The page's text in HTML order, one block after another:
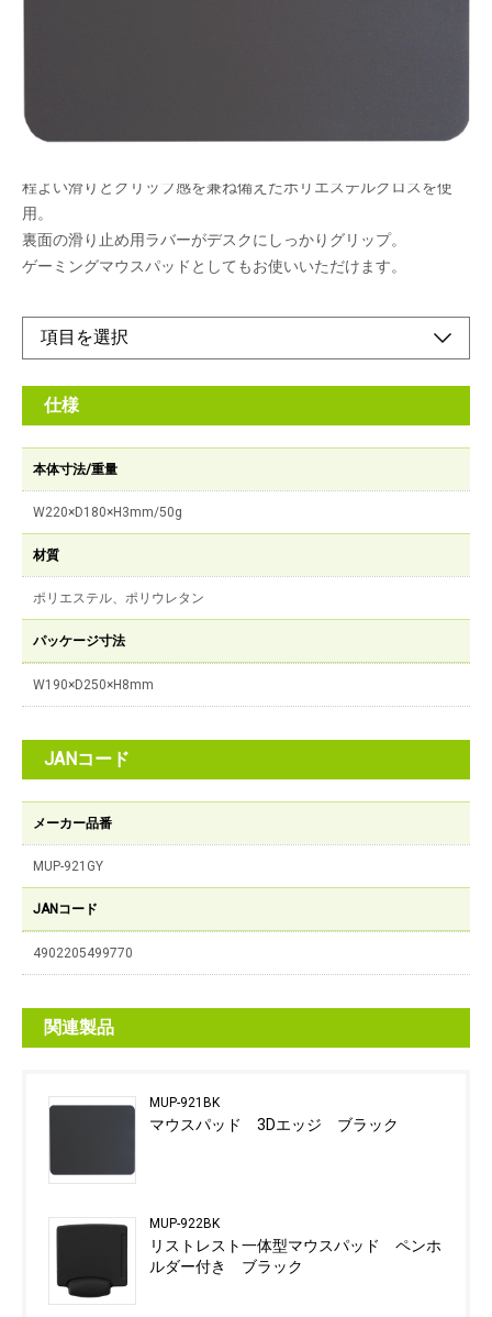
程よい滑りとグリップ感を兼ね備えたポリエステルクロスを使
用。
裏面の滑り止め用ラバーがデスクにしっかりグリップ。
ゲーミングマウスパッドとしてもお使いいただけます。
仕様
本体寸法/重量
W220×D180×H3mm/50g
材質
ポリエステル、ポリウレタン
パッケージ寸法
W190×D250×H8mm
JANコード
メーカー品番
MUP-921GY
JANコード
4902205499770
関連製品
MUP-921BK
マウスパッド 3Dエッジ ブラック
MUP-922BK
リストレスト一体型マウスパッド ペンホ
ルダー付き ブラック